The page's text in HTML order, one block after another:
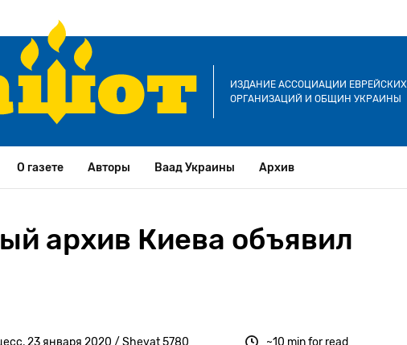
ИЗДАНИЕ АССОЦИАЦИИ ЕВРЕЙСКИХ
ОРГАНИЗАЦИЙ И ОБЩИН УКРАИНЫ
О газете Авторы Ваад Украины Архив
архив Киева объявил
23 января 2020 / Shevat 5780 ~10 min for read